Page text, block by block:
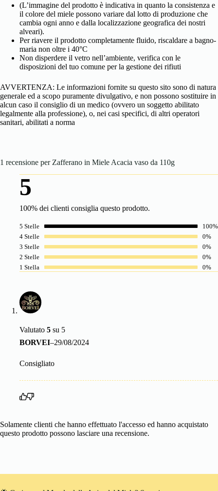
(L’immagine del prodotto è indicativa in quanto la consistenza e
il colore del miele possono variare dal lotto di produzione che
cambia ogni anno e dalla localizzazione geografica dei nostri
alveari).
Per riavere il prodotto completamente fluido, riscaldare a bagno-
maria non oltre i 40°C
Non disperdere il vetro nell’ambiente, verifica con le
disposizioni del tuo comune per la gestione dei rifiuti
AVVERTENZA: Le informazioni fornite su questo sito sono di natura
generale ed a scopo puramente divulgativo, e non possono sostituire in
alcun caso il consiglio di un medico (ovvero un soggetto abilitato
legalmente alla professione), o, nei casi specifici, di altri operatori
sanitari, abilitati a norma
1 recensione per Zafferano in Miele Acacia vaso da 110g
5
100% dei clienti consiglia questo prodotto.
5 Stelle
100%
4 Stelle
0%
3 Stelle
0%
2 Stelle
0%
1 Stella
0%
Valutato 5 su 5
BORVEI–29/08/2024
Consigliato
Solamente clienti che hanno effettuato l'accesso ed hanno acquistato
questo prodotto possono lasciare una recensione.